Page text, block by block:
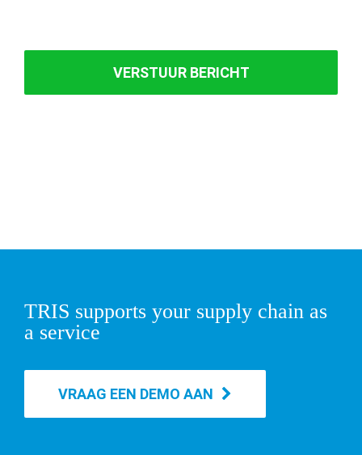
TRIS supports your supply chain as
a service
VRAAG EEN DEMO AAN